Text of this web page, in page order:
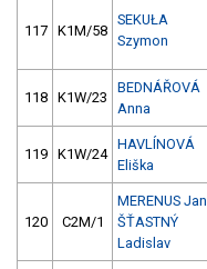
117 K1M/58
SEKUŁA
Szymon
118 K1W/23
BEDNÁŘOVÁ
Anna
119 K1W/24
HAVLÍNOVÁ
Eliška
120 C2M/1
MERENUS Jan
ŠŤASTNÝ
Ladislav